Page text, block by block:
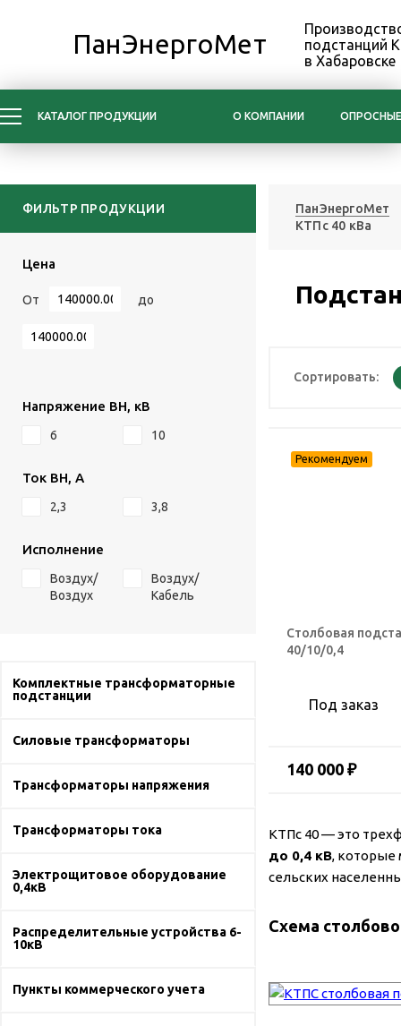
ПанЭнергоМет
подстанций
в Хабаровске
КАТАЛОГ ПРОДУКЦИИ О КОМПАНИИ
ФИЛЬТР ПРОДУКЦИИ
Цена
От до
Напряжение ВН, кВ
6 10
Ток ВН, А
2,3 3,8
Исполнение
Воздух/
Воздух
Воздух/
Кабель
Комплектные трансформаторные
подстанции
Силовые трансформаторы
Трансформаторы напряжения
Трансформаторы тока
Электрощитовое оборудование
0,4кВ
Распределительные устройства 6-
10кВ
Пункты коммерческого учета
ПанЭнергоМет
КТПс 40 кВа
Сортировать:
Столбовая
40/10/0,4
Под заказ
140 000 ₽
КТПс 40 — это
до 0,4 кВ, которые
сельских
Схема